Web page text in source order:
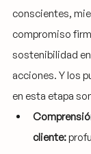
conscientes,
compromiso
sostenibilidad
acciones. Y los
en esta etapa
cliente: